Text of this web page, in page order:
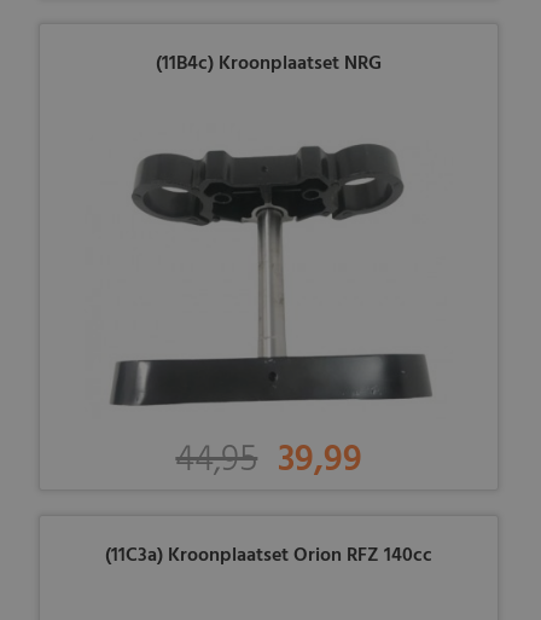
(11B4c) Kroonplaatset NRG
44,95 39,99
(11C3a) Kroonplaatset Orion RFZ 140cc